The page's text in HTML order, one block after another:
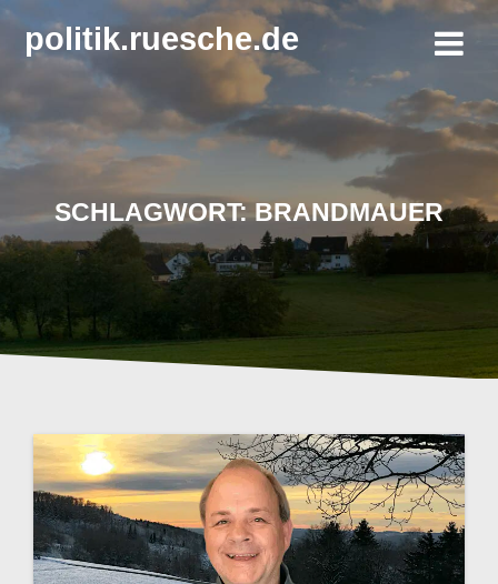
Zum
Inhalt
springen
politik.ruesche.de
SCHLAGWORT:BRANDMAUER